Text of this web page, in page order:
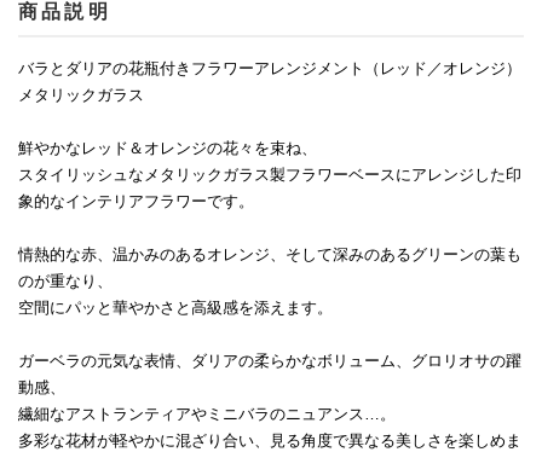
商品説明
バラとダリアの花瓶付きフラワーアレンジメント（レッド／オレンジ）
メタリックガラス
鮮やかなレッド＆オレンジの花々を束ね、
スタイリッシュなメタリックガラス製フラワーベースにアレンジした印
象的なインテリアフラワーです。
情熱的な赤、温かみのあるオレンジ、そして深みのあるグリーンの葉も
のが重なり、
空間にパッと華やかさと高級感を添えます。
ガーベラの元気な表情、ダリアの柔らかなボリューム、グロリオサの躍
動感、
繊細なアストランティアやミニバラのニュアンス…。
多彩な花材が軽やかに混ざり合い、見る角度で異なる美しさを楽しめま